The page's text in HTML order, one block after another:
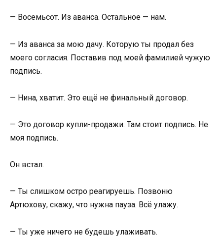
— Восемьсот. Из аванса. Остальное — нам.
— Из аванса за мою дачу. Которую ты продал без
моего согласия. Поставив под моей фамилией чужую
подпись.
— Нина, хватит. Это ещё не финальный договор.
— Это договор купли-продажи. Там стоит подпись. Не
моя подпись.
Он встал.
— Ты слишком остро реагируешь. Позвоню
Артюхову, скажу, что нужна пауза. Всё улажу.
— Ты уже ничего не будешь улаживать.